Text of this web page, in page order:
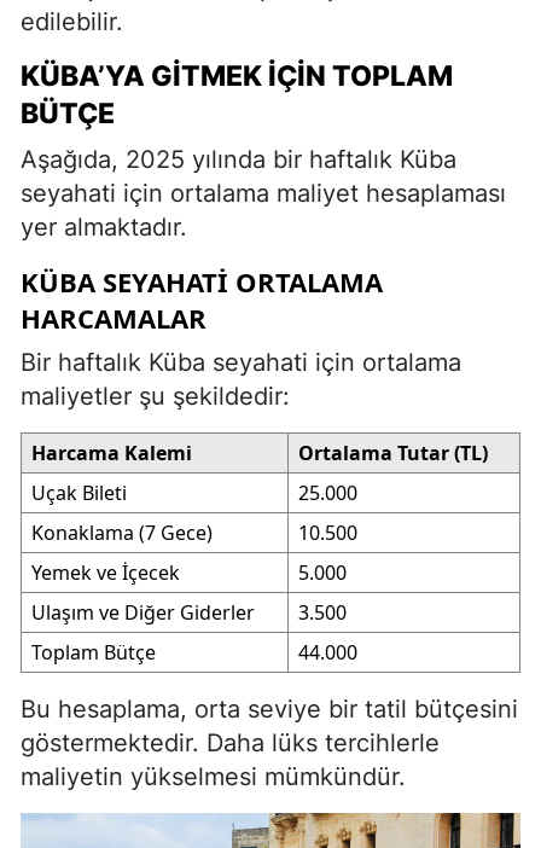
edilebilir.
KÜBA’YA GITMEK İÇIN TOPLAM
BÜTÇE
Aşağıda, 2025 yılında bir haftalık Küba
seyahati için ortalama maliyet hesaplaması
yer almaktadır.
KÜBA SEYAHATI ORTALAMA
HARCAMALAR
Bir haftalık Küba seyahati için ortalama
maliyetler şu şekildedir:
Harcama Kalemi
Ortalama Tutar (TL)
Uçak Bileti
25.000
Konaklama (7 Gece)
10.500
Yemek ve İçecek
5.000
Ulaşım ve Diğer Giderler
3.500
Toplam Bütçe
44.000
Bu hesaplama, orta seviye bir tatil bütçesini
göstermektedir. Daha lüks tercihlerle
maliyetin yükselmesi mümkündür.